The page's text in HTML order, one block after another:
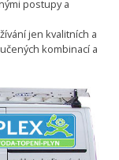
postupy a
jen kvalitních a
kombinací a